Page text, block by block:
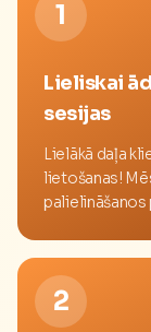
1
Lieliskai
sesijas
Lielākā daļa
lietošanas!
2